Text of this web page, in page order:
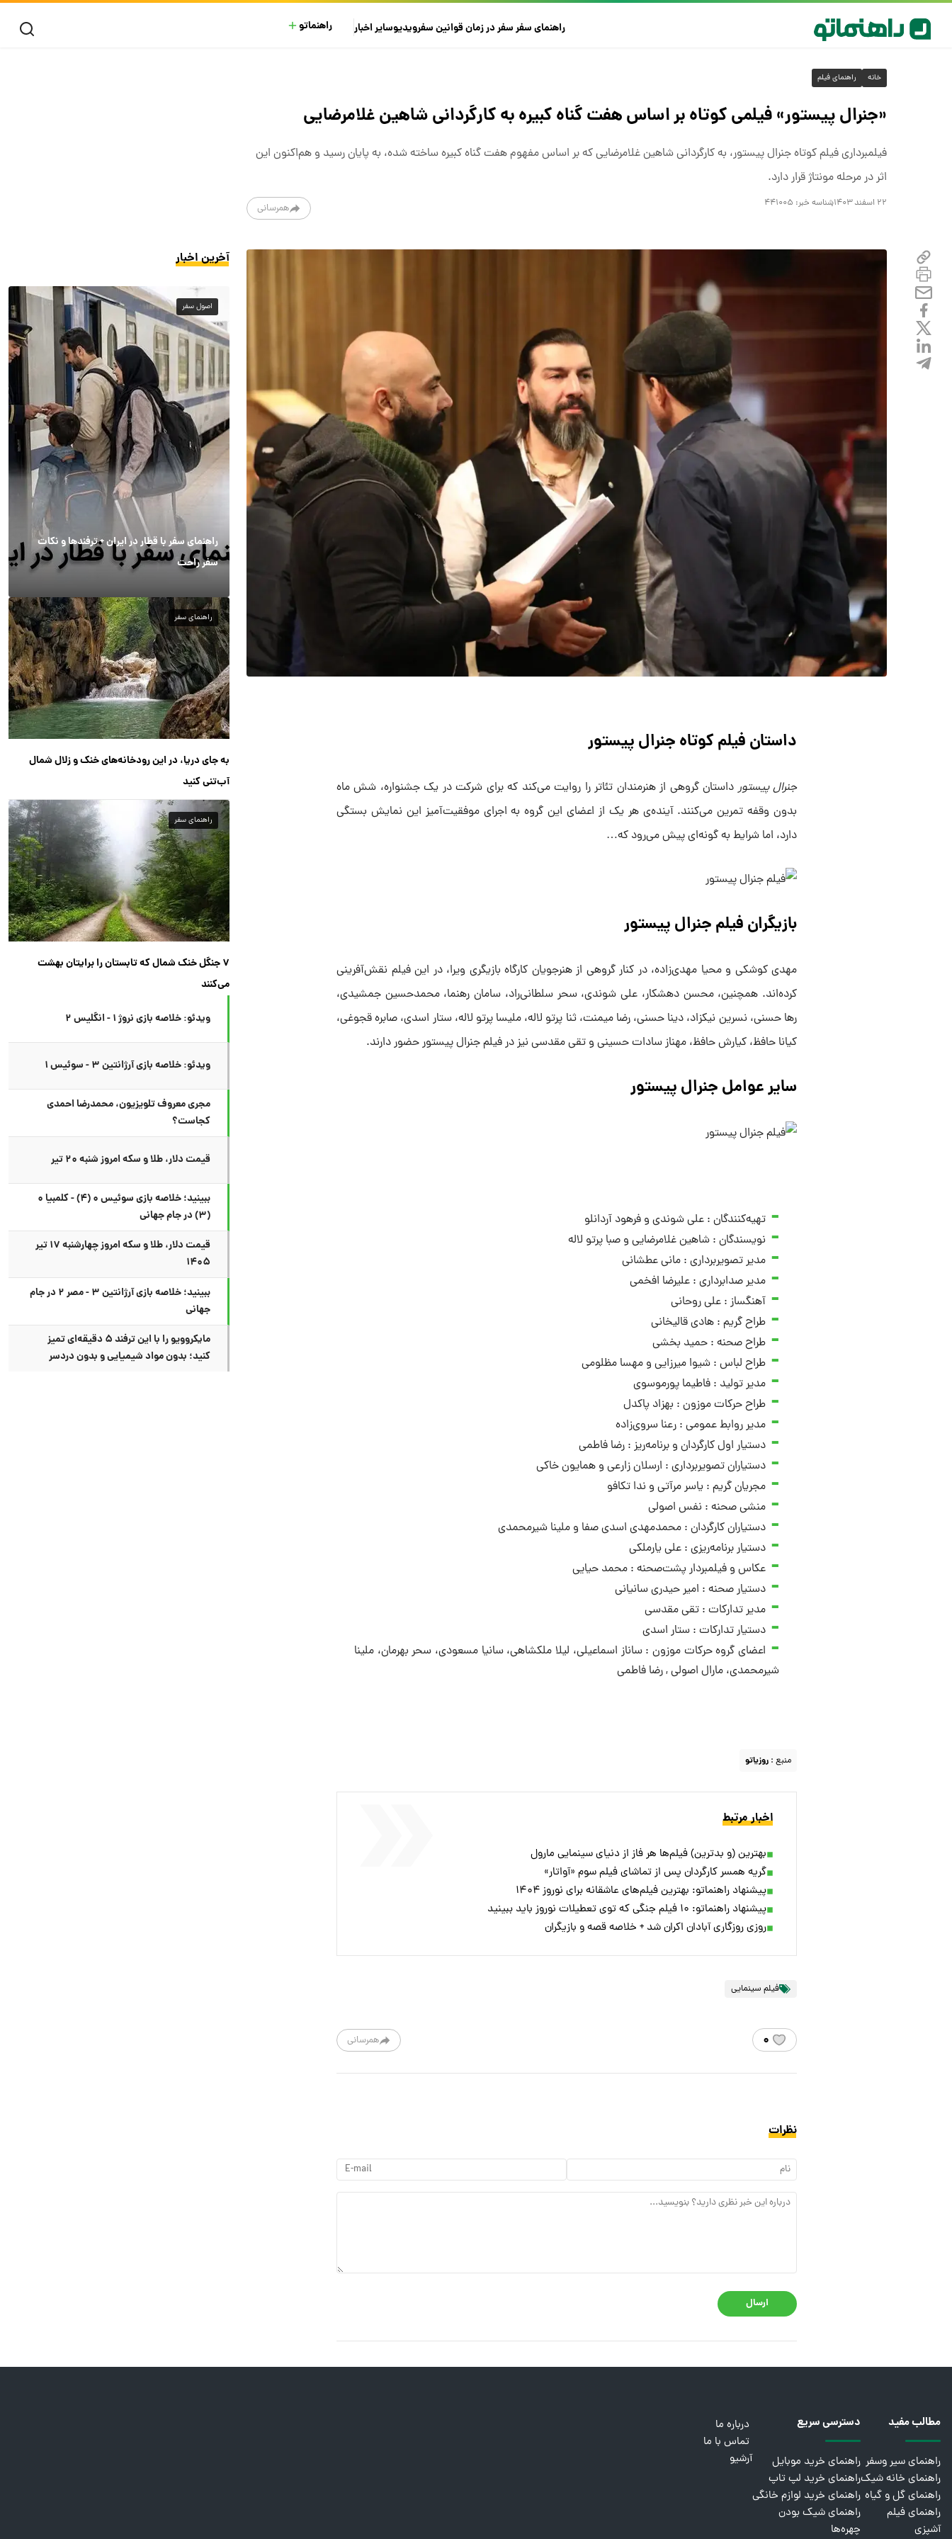
راهنمای سفرسفر در زمانقوانین سفرویدیوسایراخبار راهنماتو
خانه راهنمای فیلم
«جنرال پیستور» فیلمی کوتاه بر اساس هفت گناه کبیره به کارگردانی شاهین غلامرضایی
فیلمبرداری فیلم کوتاه جنرال پیستور، به کارگردانی شاهین غلامرضایی که بر اساس مفهوم هفت گناه کبیره ساخته شده، به پایان رسید و هم‌اکنون این
اثر در مرحله مونتاژ قرار دارد.
۲۲ اسفند ۱۴۰۳ شناسه خبر: ۴۴۱۰۰۵ همرسانی
داستان فیلم کوتاه جنرال پیستور
جنرال پیستورداستان گروهی از هنرمندان تئاتر را روایت می‌کند که برای شرکت در یک جشنواره، شش ماه
بدون وقفه تمرین می‌کنند. آینده‌ی هر یک از اعضای این گروه به اجرای موفقیت‌آمیز این نمایش بستگی
دارد، اما شرایط به گونه‌ای پیش می‌رود که…
بازیگران فیلم جنرال پیستور
مهدی کوشکی و محیا مهدی‌زاده، در کنار گروهی از هنرجویان کارگاه بازیگری ویرا، در این فیلم نقش‌آفرینی
کرده‌اند. همچنین، محسن دهشکار، علی شوندی، سحر سلطانی‌راد، سامان رهنما، محمدحسین جمشیدی،
رها حسنی، نسرین نیکزاد، دینا حسنی، رضا میمنت، ثنا پرتو لاله، ملیسا پرتو لاله، ستار اسدی، صابره قجوغی،
کیانا حافظ، کیارش حافظ، مهناز سادات حسینی و تقی مقدسی نیز در فیلم جنرال پیستور حضور دارند.
سایر عوامل جنرال پیستور
تهیه‌کنندگان : علی شوندی و فرهود آردانلو
نویسندگان : شاهین غلامرضایی و صبا پرتو لاله
مدیر تصویربرداری : مانی عطشانی
مدیر صدابرداری : علیرضا افخمی
آهنگساز : علی روحانی
طراح گریم : هادی قالیخانی
طراح صحنه : حمید بخشی
طراح لباس : شیوا میرزایی و مهسا مظلومی
مدیر تولید : فاطیما پورموسوی
طراح حرکات موزون : بهزاد پاکدل
مدیر روابط عمومی : رعنا سروی‌زاده
دستیار اول کارگردان و برنامه‌ریز : رضا فاطمی
دستیاران تصویربرداری : ارسلان زارعی و همایون خاکی
مجریان گریم : یاسر مرآتی و ندا تکافو
منشی صحنه : نفس اصولی
دستیاران کارگردان : محمدمهدی اسدی صفا و ملینا شیرمحمدی
دستیار برنامه‌ریزی : علی یارملکی
عکاس و فیلمبردار پشت‌صحنه : محمد حیایی
دستیار صحنه : امیر حیدری سانیانی
مدیر تدارکات : تقی مقدسی
دستیار تدارکات : ستار اسدی
اعضای گروه حرکات موزون : ساناز اسماعیلی، لیلا ملکشاهی، سانیا مسعودی، سحر بهرمان، ملینا
شیرمحمدی، مارال اصولی , رضا فاطمی
منبع : روزیاتو
اخبار مرتبط
بهترین (و بدترین) فیلم‌ها هر فاز از دنیای سینمایی مارول
گریه همسر کارگردان پس از تماشای فیلم سوم «آواتار»
پیشنهاد راهنماتو: بهترین فیلم‌های عاشقانه برای نوروز ۱۴۰۴
پیشنهاد راهنماتو: ۱۰ فیلم جنگی که توی تعطیلات نوروز باید ببینید
روزی روزگاری آبادان اکران شد + خلاصه قصه و بازیگران
فیلم سینمایی
همرسانی ۰
نظرات
ارسال
آخرین اخبار
اصول سفر
راهنمای سفر با قطار در ایران + ترفندها و نکات
سفر راحت
راهنمای سفر
به جای دریا، در این رودخانه‌های خنک و زلال شمال
آب‌تنی کنید
راهنمای سفر
۷ جنگل خنک شمال که تابستان را برایتان بهشت
می‌کنند
ویدئو: خلاصه بازی نروژ ۱ - انگلیس ۲
ویدئو: خلاصه بازی آرژانتین ۳ - سوئیس ۱
مجری معروف تلویزیون، محمدرضا احمدی
کجاست؟
قیمت دلار، طلا و سکه امروز شنبه ۲۰ تیر
ببینید؛ خلاصه بازی سوئیس ۰ (۴) - کلمبیا ۰
(۳) در جام جهانی
قیمت دلار، طلا و سکه امروز چهارشنبه ۱۷ تیر
۱۴۰۵
ببینید؛ خلاصه بازی آرژانتین ۳ - مصر ۲ در جام
جهانی
مایکروویو را با این ترفند ۵ دقیقه‌ای تمیز
کنید؛ بدون مواد شیمیایی و بدون دردسر
مطالب مفید
راهنمای سیر وسفر
راهنمای خانه شیک
راهنمای گل و گیاه
راهنمای فیلم
آشپزی
دسترسی سریع
راهنمای خرید موبایل
راهنمای خرید لپ تاپ
راهنمای خرید لوازم خانگی
راهنمای شیک بودن
چهره‌ها
درباره ما
تماس با ما
آرشیو